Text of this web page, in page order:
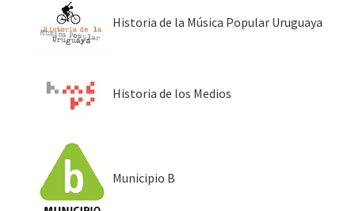
Historia de la Música Popular Uruguaya
Historia de los Medios
Municipio B